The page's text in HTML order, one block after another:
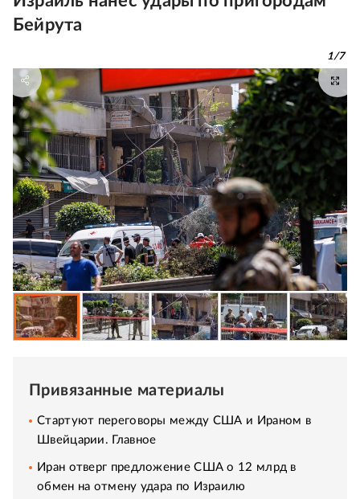
Бейрута
1/7
Привязанные материалы
Стартуют переговоры между США и Ираном в
Швейцарии. Главное
Иран отверг предложение США о 12 млрд в
обмен на отмену удара по Израилю